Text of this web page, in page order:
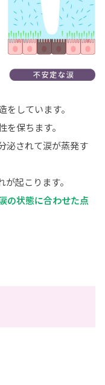
をしています。
保ちます。
泌されて涙が蒸発す
起こります。
の状態に合わせた点